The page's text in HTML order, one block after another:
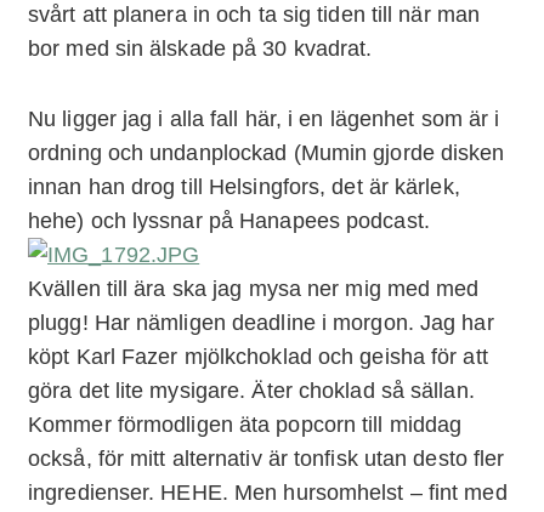
svårt att planera in och ta sig tiden till när man
bor med sin älskade på 30 kvadrat.
Nu ligger jag i alla fall här, i en lägenhet som är i
ordning och undanplockad (Mumin gjorde disken
innan han drog till Helsingfors, det är kärlek,
hehe) och lyssnar på Hanapees podcast.
Kvällen till ära ska jag mysa ner mig med med
plugg! Har nämligen deadline i morgon. Jag har
köpt Karl Fazer mjölkchoklad och geisha för att
göra det lite mysigare. Äter choklad så sällan.
Kommer förmodligen äta popcorn till middag
också, för mitt alternativ är tonfisk utan desto fler
ingredienser. HEHE. Men hursomhelst – fint med